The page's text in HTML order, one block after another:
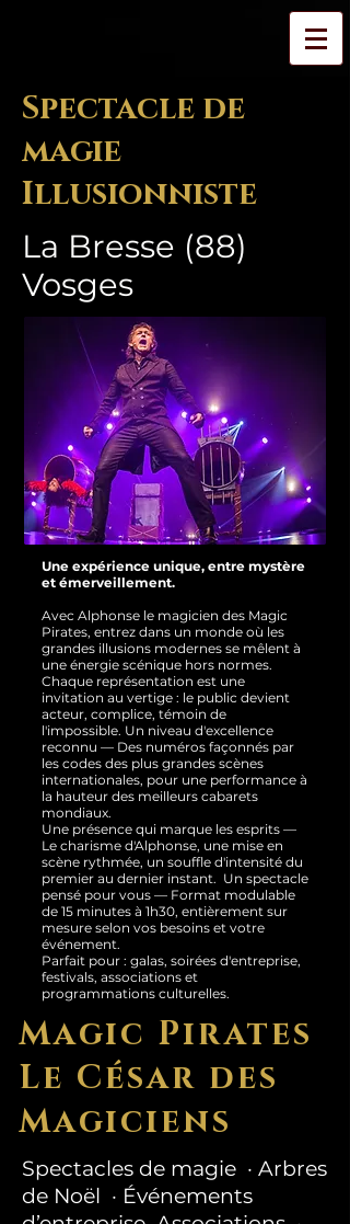
Spectacle de
magie
Illusionniste
La Bresse (88)
Vosges
Une expérience unique, entre mystère
et émerveillement.
Avec Alphonse le magicien des Magic
Pirates, entrez dans un monde où les
grandes illusions modernes se mêlent à
une énergie scénique hors normes.
Chaque représentation est une
invitation au vertige : le public devient
acteur, complice, témoin de
l'impossible. Un niveau d'excellence
reconnu — Des numéros façonnés par
les codes des plus grandes scènes
internationales, pour une performance à
la hauteur des meilleurs cabarets
mondiaux.
Une présence qui marque les esprits —
Le charisme d'Alphonse, une mise en
scène rythmée, un souffle d'intensité du
premier au dernier instant. Un spectacle
pensé pour vous — Format modulable
de 15 minutes à 1h30, entièrement sur
mesure selon vos besoins et votre
événement.
Parfait pour : galas, soirées d'entreprise,
festivals, associations et
programmations culturelles.
Magic Pirates
Le César des
Magiciens
Spectacles de magie · Arbres
de Noël · Événements